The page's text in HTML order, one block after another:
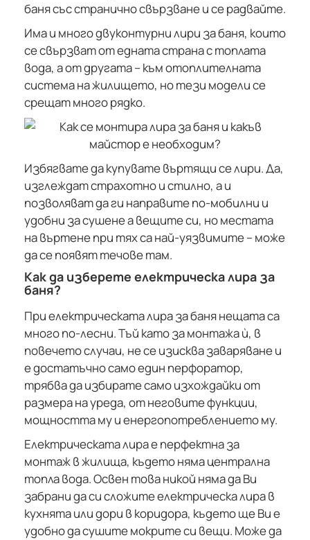
баня със странично свързване и се радвайте.
Има и много двуконтурни лири за баня, които
се свързват от едната страна с топлата
вода, а от другата – към отоплителната
система на жилището, но тези модели се
срещат много рядко.
Избягвате да купувате въртящи се лири. Да,
изглеждат страхотно и стилно, а и
позволяват да ги направите по-мобилни и
удобни за сушене а вещите си, но местата
на въртене при тях са най-уязвимите – може
да се появят течове там.
Как да изберете електрическа лира за
баня?
При електрическата лира за баня нещата са
много по-лесни. Тъй като за монтажа ѝ, в
повечето случаи, не се изисква заваряване и
е достатъчно само един перфоратор,
трябва да избирате само изхождайки от
размера на уреда, от неговите функции,
мощността му и енергопотреблението му.
Електрическата лира е перфектна за
монтаж в жилища, където няма централна
топла вода. Освен това никой няма да Ви
забрани да си сложите електрическа лира в
кухнята или дори в коридора, където ще Ви е
удобно да сушите мокрите си вещи. Може да